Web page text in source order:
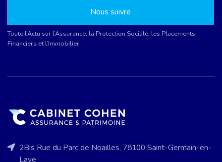
Nous suivre
Toute l’Actu sur l’Assurance, la Protection Sociale, les Placements
Financiers et l’Immobilier.
2Bis Rue du Parc de Noailles, 78100 Saint-Germain-en-
Laye